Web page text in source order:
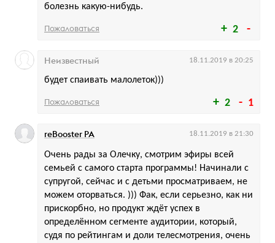
2
болезнь какую-нибудь.
Пожаловаться
2 1
будет спаивать малолеток)))
Неизвестный 18.11.2019 в 20:25
Пожаловаться
Очень рады за Олечку, смотрим эфиры всей
семьей с самого старта программы! Начинали с
супругой, сейчас и с детьми просматриваем, не
можем оторваться. ))) Фак, если серьезно, как ни
прискорбно, но продукт ждёт успех в
определённом сегменте аудитории, который,
судя по рейтингам и доли телесмотрения, очень
reBooster РА 18.11.2019 в 21:30